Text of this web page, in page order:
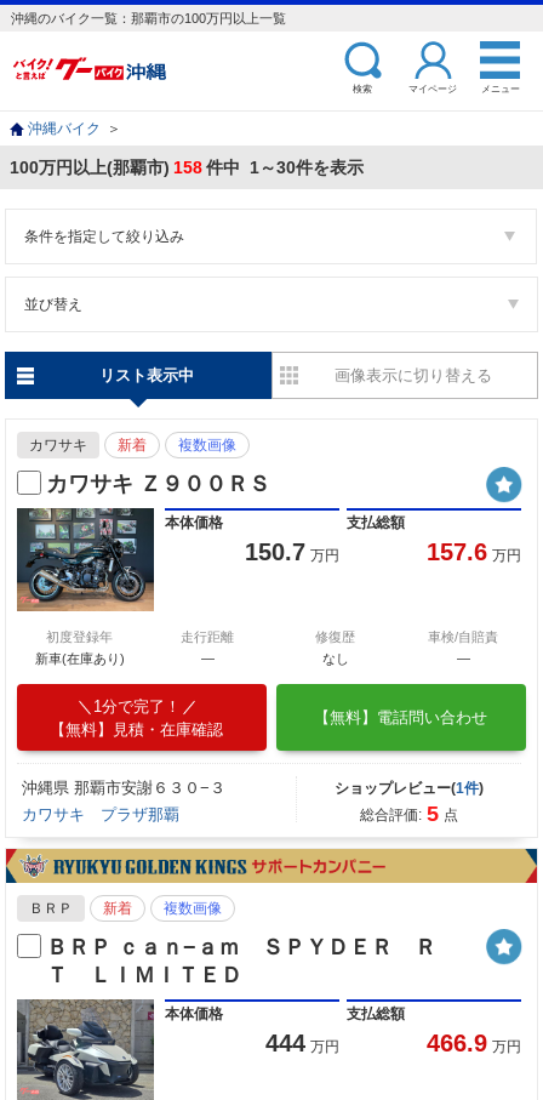
沖縄のバイク一覧：那覇市の100万円以上一覧
検索 マイページ メニュー
沖縄バイク ＞
100万円以上(那覇市) 158件中 1～30件を表示
条件を指定して絞り込み
並び替え
リスト表示中 画像表示に切り替える
カワサキ 新着 複数画像
カワサキ Ｚ９００ＲＳ
本体価格
150.7 万円
支払総額
157.6 万円
初度登録年
新車(在庫あり)
走行距離
―
修復歴
なし
車検/自賠責
―
1分で完了！
【無料】見積・在庫確認
【無料】電話問い合わせ
沖縄県 那覇市安謝６３０−３
カワサキ プラザ那覇
ショップレビュー(1件)
総合評価: 5 点
ＢＲＰ 新着 複数画像
ＢＲＰ ｃａｎ−ａｍ ＳＰＹＤＥＲ Ｒ
Ｔ ＬＩＭＩＴＥＤ
本体価格
444 万円
支払総額
466.9 万円